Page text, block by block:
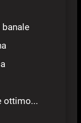
ottimo...